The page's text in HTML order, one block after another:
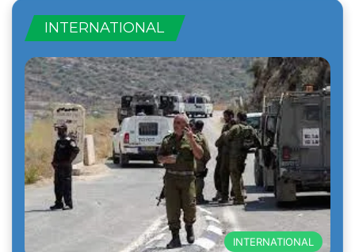
INTERNATIONAL
INTERNATIONAL